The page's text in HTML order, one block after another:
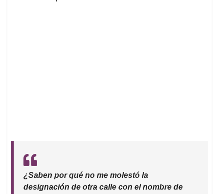
¿Saben por qué no me molestó la
designación de otra calle con el nombre de